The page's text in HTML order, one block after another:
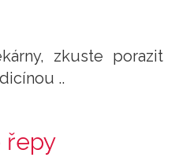
zkuste porazit
..
řepy